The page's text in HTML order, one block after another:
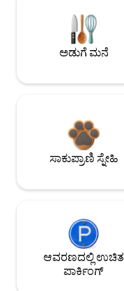
ಅಡುಗೆ ಮನೆ
ಸಾಕುಪ್ರಾಣಿ ಸ್ನೇಹಿ
ಆವರಣದಲ್ಲಿ ಉಚಿತ
ಪಾರ್ಕಿಂಗ್